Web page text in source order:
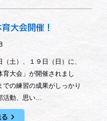
大会開催！
（土）、１９日（日）に、
育大会」が開催されまし
での練習の成果がしっかり
活動、思い…
る